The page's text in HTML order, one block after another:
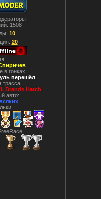
1508
10
20
в гонках:
перешёл
Вrands Hatch
авто: